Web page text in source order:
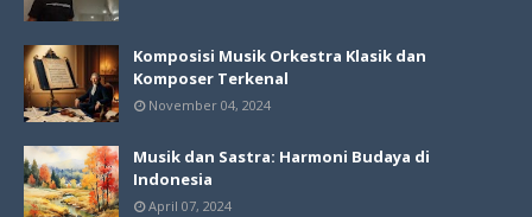
Komposisi Musik Orkestra Klasik dan
Komposer Terkenal
November 04, 2024
Musik dan Sastra: Harmoni Budaya di
Indonesia
April 07, 2024